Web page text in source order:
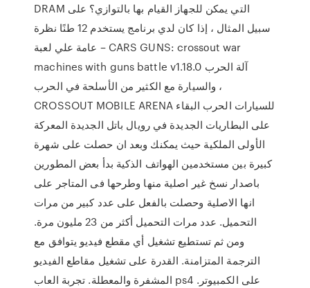
DRAM التي يمكن للجهاز القيام بها بالتوازي؟ على
سبيل المثال ، إذا كان لدي برنامج يستخدم 12 طنًا نظرة
عامة علي لعبة – CARS GUNS: crossоut war
machines with guns battle v1.18.0 آلة الحرب
والسيارة مع الكثير من الأسلحة في الحرب ،
CROSSOUT MOBILE ARENA للسيارات الحرب البقاء
على البطاريات الجديدة في رويال باتل الجديدة المعركة
الأولى الملكية حيث يمكنك وبعد ان حصلت على شهرة
كبيرة بين مستخدمين الهواتف الذكية بدأ بعض المطورين
باصدار نسخ غير اصلية منها وطرحها فى المتاجر على
انها الاصلية وحصلت بالفعل على عدد كبير من مرات
التحميل. عدد مرات التحميل أكثر من 23 مليون مرة.
ومن ثم تستطيع تشغيل أي مقطع فيديو يتوافق مع
الترجمة المتزامنة. القدرة على تشغيل مقاطع الفيديو
المشفرة والمعطلة. تجربة العاب ps4 على الكمبيوتر.